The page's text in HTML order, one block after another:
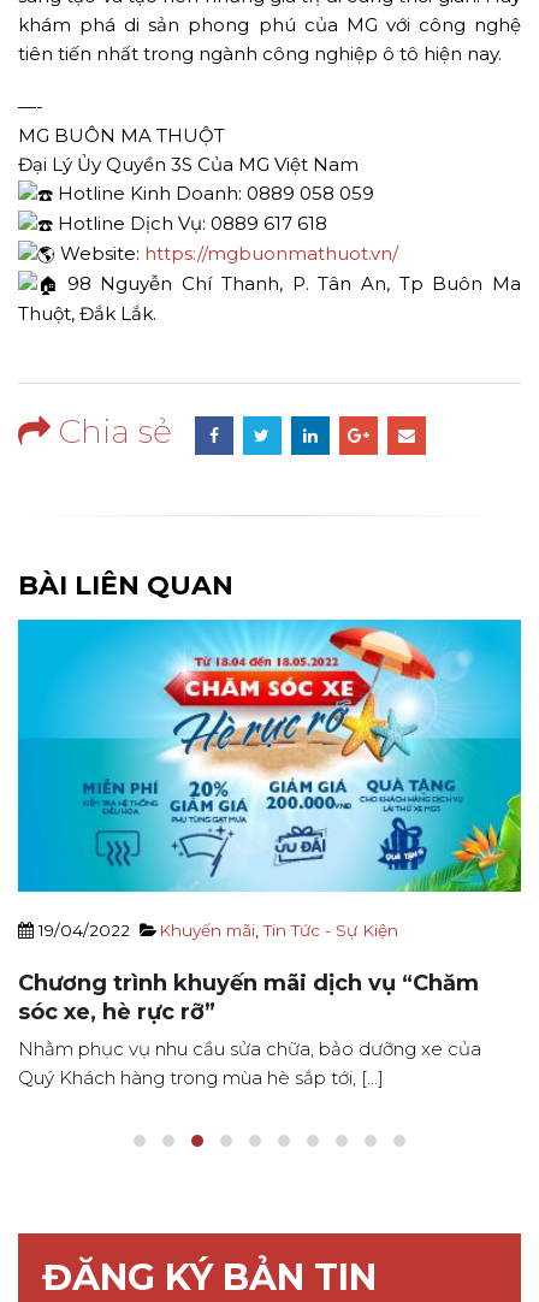
khám phá di sản phong phú của MG với công nghệ
tiên tiến nhất trong ngành công nghiệp ô tô hiện nay.
—-
MG BUÔN MA THUỘT
Đại Lý Ủy Quyền 3S Của MG Việt Nam
Hotline Kinh Doanh: 0889 058 059
Hotline Dịch Vụ: 0889 617 618
Website: https://mgbuonmathuot.vn/
98 Nguyễn Chí Thanh, P. Tân An, Tp Buôn Ma
Thuột, Đắk Lắk.
Chia sẻ
BÀI LIÊN QUAN
19/04/2022 Khuyến mãi ,Tin Tức - Sự Kiện
Chương trình khuyến mãi dịch vụ “Chăm
sóc xe, hè rực rỡ”
Nhằm phục vụ nhu cầu sửa chữa, bảo dưỡng xe của
Quý Khách hàng trong mùa hè sắp tới, [...]
ĐĂNG KÝ BẢN TIN